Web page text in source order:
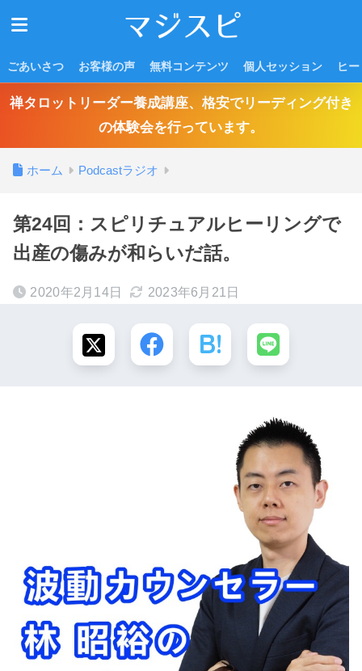
ごあいさつ お客様の声 無料コンテンツ 個人セッション ヒ
禅タロットリーダー養成講座、格安でリーディング付き
の体験会を行っています。
ホーム Podcastラジオ
第24回：スピリチュアルヒーリングで
出産の傷みが和らいだ話。
2020年2月14日 2023年6月21日